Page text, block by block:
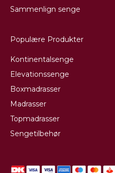
Sammenlign senge
Populære Produkter
Kontinentalsenge
Elevationssenge
Boxmadrasser
Madrasser
Topmadrasser
Sengetilbehør